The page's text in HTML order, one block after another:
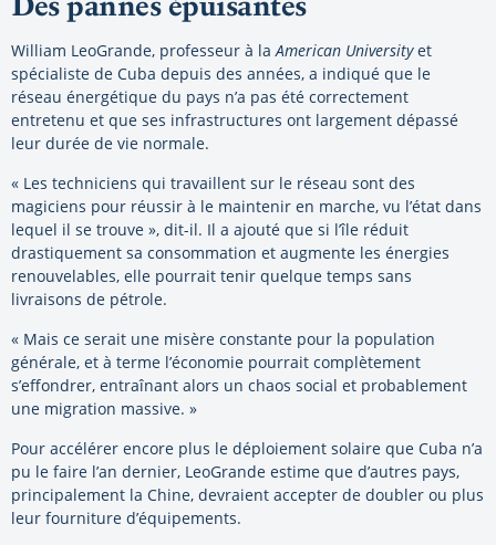
William LeoGrande, professeur à la American Universityet
spécialiste de Cuba depuis des années, a indiqué que le
réseau énergétique du pays n’a pas été correctement
entretenu et que ses infrastructures ont largement dépassé
leur durée de vie normale.
« Les techniciens qui travaillent sur le réseau sont des
magiciens pour réussir à le maintenir en marche, vu l’état dans
lequel il se trouve », dit-il. Il a ajouté que si l’île réduit
drastiquement sa consommation et augmente les énergies
renouvelables, elle pourrait tenir quelque temps sans
livraisons de pétrole.
« Mais ce serait une misère constante pour la population
générale, et à terme l’économie pourrait complètement
s’effondrer, entraînant alors un chaos social et probablement
une migration massive. »
Pour accélérer encore plus le déploiement solaire que Cuba n’a
pu le faire l’an dernier, LeoGrande estime que d’autres pays,
principalement la Chine, devraient accepter de doubler ou plus
leur fourniture d’équipements.